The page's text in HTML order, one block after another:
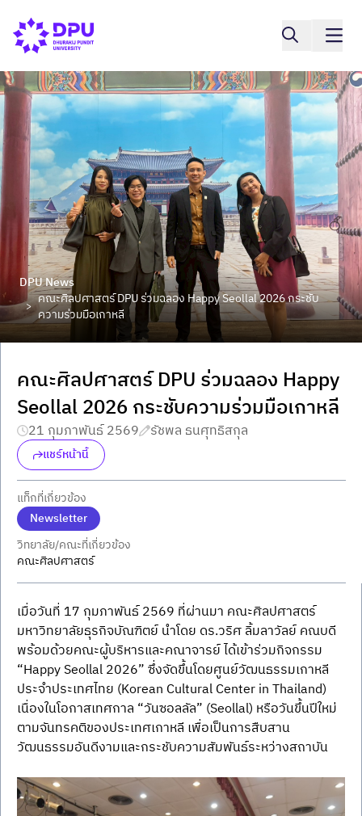
DPU News
> คณะศิลปศาสตร์ DPU ร่วมฉลอง Happy Seollal 2026 กระชับ
ความร่วมมือเกาหลี
คณะศิลปศาสตร์ DPU ร่วมฉลอง Happy
Seollal 2026 กระชับความร่วมมือเกาหลี
21 กุมภาพันธ์ 2569 รัชพล ธนศุทธิสกุล
แชร์หน้านี้
แท็กที่เกี่ยวข้อง
Newsletter
วิทยาลัย/คณะที่เกี่ยวข้อง
คณะศิลปศาสตร์
เมื่อวันที่ 17 กุมภาพันธ์ 2569 ที่ผ่านมา คณะศิลปศาสตร์
มหาวิทยาลัยธุรกิจบัณฑิตย์ นำโดย ดร.วริศ ลิ้มลาวัลย์ คณบดี
พร้อมด้วยคณะผู้บริหารและคณาจารย์ ได้เข้าร่วมกิจกรรม
“Happy Seollal 2026” ซึ่งจัดขึ้นโดยศูนย์วัฒนธรรมเกาหลี
ประจำประเทศไทย (Korean Cultural Center in Thailand)
เนื่องในโอกาสเทศกาล “วันซอลลัล” (Seollal) หรือวันขึ้นปีใหม่
ตามจันทรคติของประเทศเกาหลี เพื่อเป็นการสืบสาน
วัฒนธรรมอันดีงามและกระชับความสัมพันธ์ระหว่างสถาบัน